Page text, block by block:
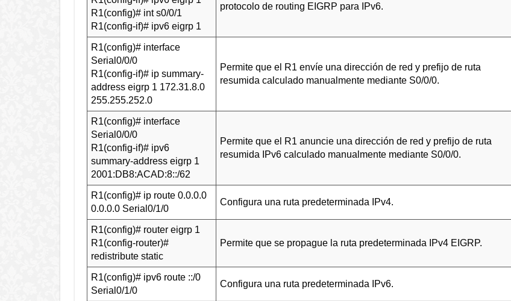
R1(config)# int s0/0/1
R1(config-if)# ipv6 eigrp 1
protocolo de routing EIGRP para IPv6.
R1(config)# interface
Serial0/0/0
R1(config-if)# ip summary-
address eigrp 1 172.31.8.0
255.255.252.0
Permite que el R1 envíe una dirección de red y prefijo de ruta
resumida calculado manualmente mediante S0/0/0.
R1(config)# interface
Serial0/0/0
R1(config-if)# ipv6
summary-address eigrp 1
2001:DB8:ACAD:8::/62
Permite que el R1 anuncie una dirección de red y prefijo de ruta
resumida IPv6 calculado manualmente mediante S0/0/0.
R1(config)# ip route 0.0.0.0
0.0.0.0 Serial0/1/0
Configura una ruta predeterminada IPv4.
R1(config)# router eigrp 1
R1(config-router)#
redistribute static
Permite que se propague la ruta predeterminada IPv4 EIGRP.
R1(config)# ipv6 route ::/0
Serial0/1/0
Configura una ruta predeterminada IPv6.